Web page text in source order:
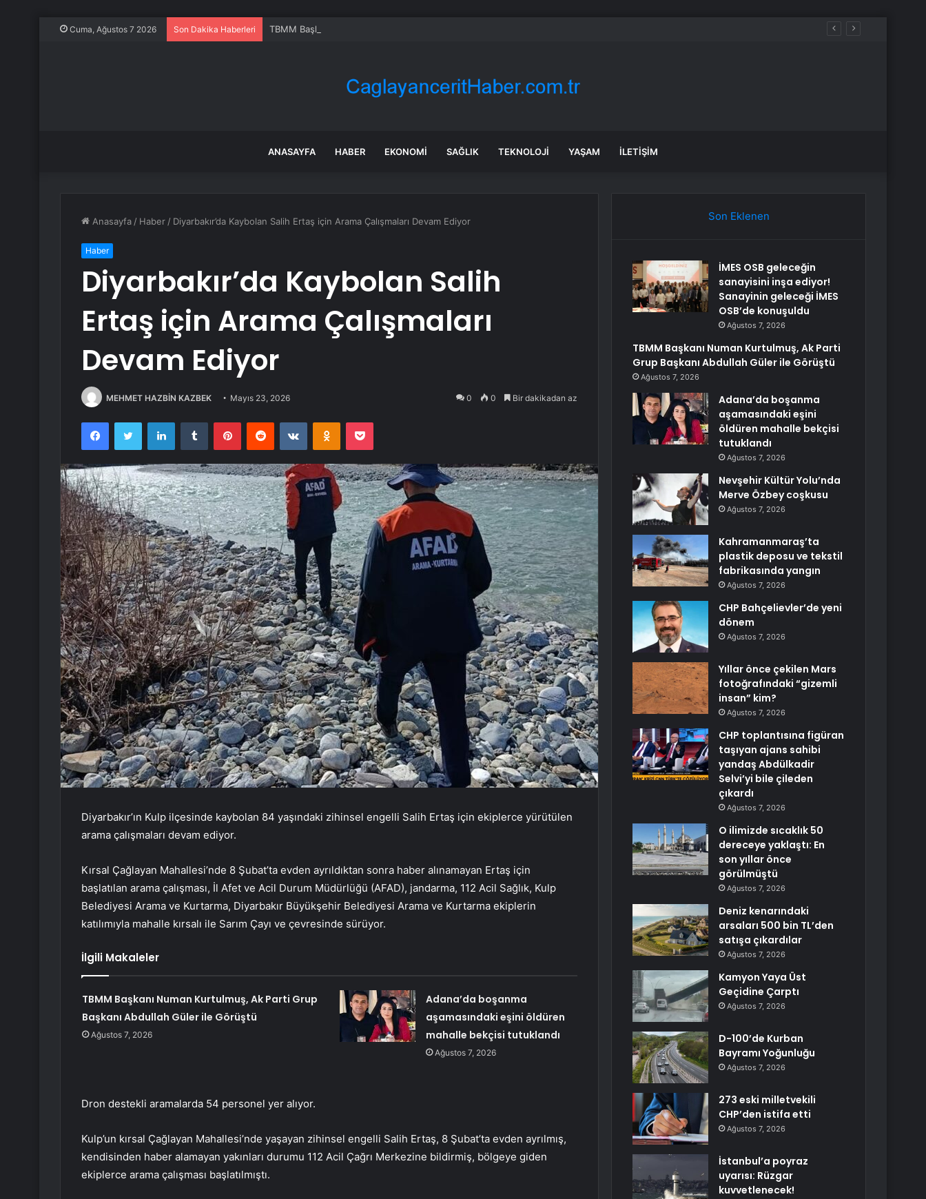
Cuma, Ağustos 7 2026 Son Dakika Haberleri TBMM Başkanı Numan Kurtulmuş, Ak Parti Grup Başkanı Abdullah Güler ile Görüştü
ANASAYFA HABER EKONOMI SAĞLIK TEKNOLOJI YAŞAM İLETIŞIM
Anasayfa / Haber / Diyarbakır’da Kaybolan Salih Ertaş için Arama Çalışmaları Devam Ediyor
Haber
Diyarbakır’da Kaybolan Salih
Ertaş için Arama Çalışmaları
Devam Ediyor
MEHMET HAZBİN KAZBEK Mayıs 23, 2026 0 0 Bir dakikadan az
FacebookTwitter LinkedInTumblr PinterestReddit VKontakteOdnoklassniki
Pocket
Diyarbakır’ın Kulp ilçesinde kaybolan 84 yaşındaki zihinsel engelli Salih Ertaş için ekiplerce yürütülen
arama çalışmaları devam ediyor.
Kırsal Çağlayan Mahallesi’nde 8 Şubat’ta evden ayrıldıktan sonra haber alınamayan Ertaş için
başlatılan arama çalışması, İl Afet ve Acil Durum Müdürlüğü (AFAD), jandarma, 112 Acil Sağlık, Kulp
Belediyesi Arama ve Kurtarma, Diyarbakır Büyükşehir Belediyesi Arama ve Kurtarma ekiplerin
katılımıyla mahalle kırsalı ile Sarım Çayı ve çevresinde sürüyor.
İlgili Makaleler
TBMM Başkanı Numan Kurtulmuş, Ak Parti Grup
Başkanı Abdullah Güler ile Görüştü
Ağustos 7, 2026
Adana’da boşanma
aşamasındaki eşini öldüren
mahalle bekçisi tutuklandı
Ağustos 7, 2026
Dron destekli aramalarda 54 personel yer alıyor.
Kulp’un kırsal Çağlayan Mahallesi’nde yaşayan zihinsel engelli Salih Ertaş, 8 Şubat’ta evden ayrılmış,
kendisinden haber alamayan yakınları durumu 112 Acil Çağrı Merkezine bildirmiş, bölgeye giden
ekiplerce arama çalışması başlatılmıştı.
Son Eklenen
İMES OSB geleceğin
sanayisini inşa ediyor!
Sanayinin geleceği İMES
OSB’de konuşuldu
Ağustos 7, 2026
TBMM Başkanı Numan Kurtulmuş, Ak Parti
Grup Başkanı Abdullah Güler ile Görüştü
Ağustos 7, 2026
Adana’da boşanma
aşamasındaki eşini
öldüren mahalle bekçisi
tutuklandı
Ağustos 7, 2026
Nevşehir Kültür Yolu’nda
Merve Özbey coşkusu
Ağustos 7, 2026
Kahramanmaraş’ta
plastik deposu ve tekstil
fabrikasında yangın
Ağustos 7, 2026
CHP Bahçelievler’de yeni
dönem
Ağustos 7, 2026
Yıllar önce çekilen Mars
fotoğrafındaki “gizemli
insan” kim?
Ağustos 7, 2026
CHP toplantısına figüran
taşıyan ajans sahibi
yandaş Abdülkadir
Selvi’yi bile çileden
çıkardı
Ağustos 7, 2026
O ilimizde sıcaklık 50
dereceye yaklaştı: En
son yıllar önce
görülmüştü
Ağustos 7, 2026
Deniz kenarındaki
arsaları 500 bin TL’den
satışa çıkardılar
Ağustos 7, 2026
Kamyon Yaya Üst
Geçidine Çarptı
Ağustos 7, 2026
D-100’de Kurban
Bayramı Yoğunluğu
Ağustos 7, 2026
273 eski milletvekili
CHP’den istifa etti
Ağustos 7, 2026
İstanbul’a poyraz
uyarısı: Rüzgar
kuvvetlenecek!